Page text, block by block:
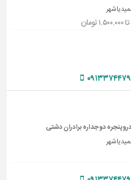
دوجداره برادران دشتی